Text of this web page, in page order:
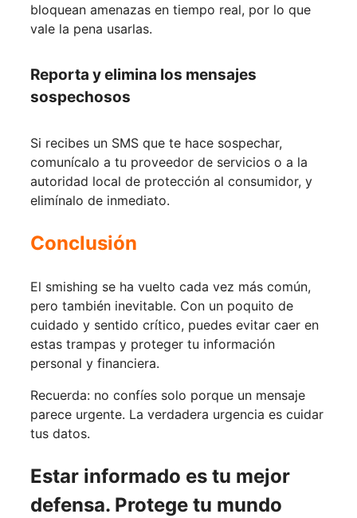
bloquean amenazas en tiempo real, por lo que
vale la pena usarlas.
Reporta y elimina los mensajes
sospechosos
Si recibes un SMS que te hace sospechar,
comunícalo a tu proveedor de servicios o a la
autoridad local de protección al consumidor, y
elimínalo de inmediato.
Conclusión
El smishing se ha vuelto cada vez más común,
pero también inevitable. Con un poquito de
cuidado y sentido crítico, puedes evitar caer en
estas trampas y proteger tu información
personal y financiera.
Recuerda: no confíes solo porque un mensaje
parece urgente. La verdadera urgencia es cuidar
tus datos.
Estar informado es tu mejor
defensa. Protege tu mundo